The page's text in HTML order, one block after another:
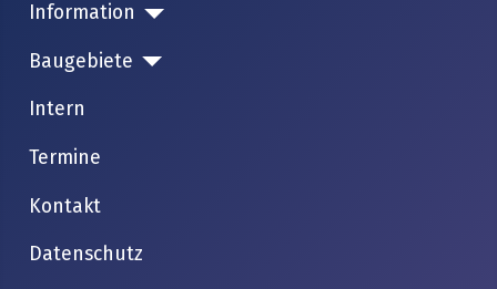
Information
Baugebiete
Intern
Termine
Kontakt
Datenschutz